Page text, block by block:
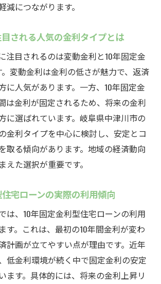
減につながります。
される人気の金利タイプとは
注目されるのは変動金利と10年固定金
変動金利は金利の低さが魅力で、返済
に人気があります。一方、10年固定金
は金利が固定されるため、将来の金利
に選ばれています。岐阜県中津川市の
金利タイプを中心に検討し、安定とコ
取る傾向があります。地域の経済動向
えた選択が重要です。
宅ローンの実際の利用傾向
は、10年固定金利型住宅ローンの利用
す。これは、最初の10年間金利が変わ
計画が立てやすい点が理由です。近年
低金利環境が続く中で固定金利の安定
ます。具体的には、将来の金利上昇リ